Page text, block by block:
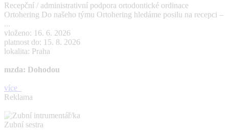
Recepční / administrativní podpora ortodontické ordinace
Ortohering Do našeho týmu Ortohering hledáme posilu na recepci –
...
vloženo: 16. 6. 2026
platnost do: 15. 8. 2026
lokalita: Praha
mzda: Dohodou
více
Reklama
Zubní sestra